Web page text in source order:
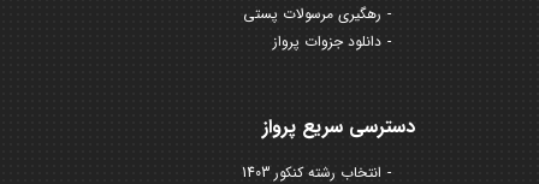
رهگیری مرسولات پستی
دانلود جزوات پرواز
دسترسی سریع پرواز
انتخاب رشته کنکور 1403